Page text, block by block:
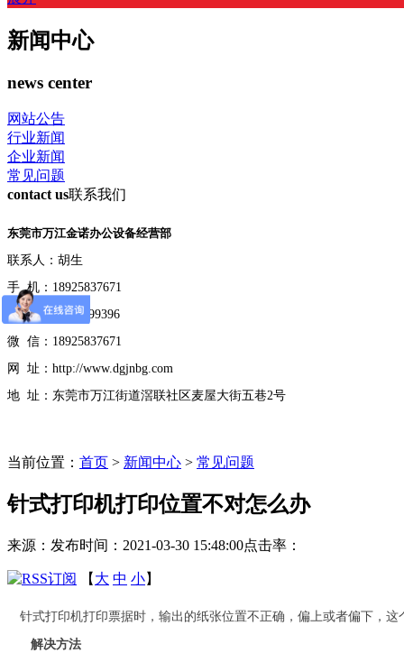
新闻中心
news center
网站公告
行业新闻
企业新闻
常见问题
contact us联系我们
东莞市万江金诺办公设备经营部
联系人：胡生
手 机：18925837671
咨询QQ：154299396
微 信：18925837671
网 址：http://www.dgjnbg.com
地 址：东莞市万江街道滘联社区麦屋大街五巷2号
当前位置： 首页 > 新闻中心 > 常见问题
针式打印机打印位置不对怎么办
来源： 发布时间：2021-03-30 15:48:00点击率：
【 大 中 小】
针式打印机打印票据时，输出的纸张位置不正确，偏上或者偏下，
解决方法